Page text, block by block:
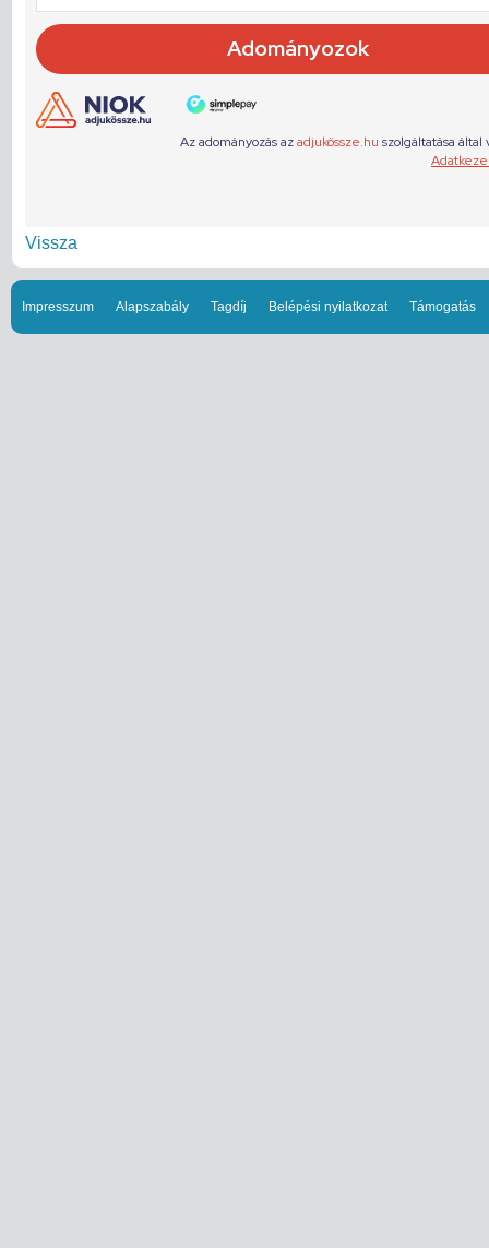
Vissza
Impresszum Alapszabály Tagdíj Belépési nyilatkozat Támogatás